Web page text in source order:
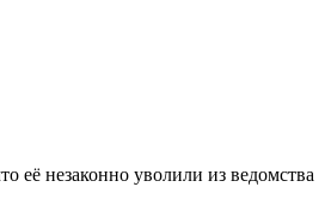
незаконно уволили из ведомства